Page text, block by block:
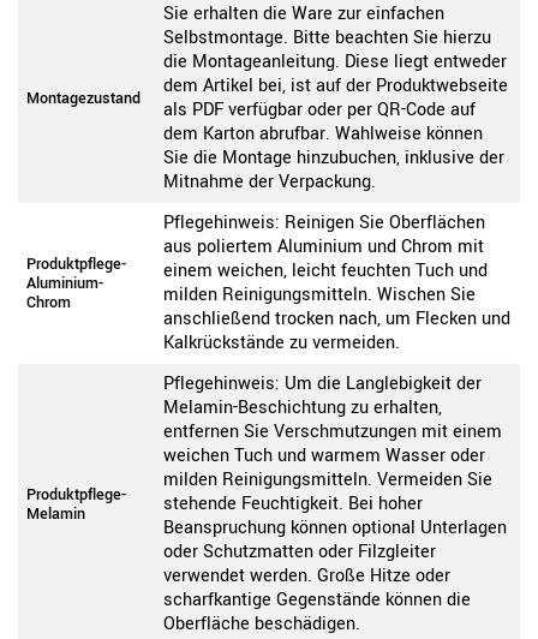
Montagezustand
Sie erhalten die Ware zur einfachen
Selbstmontage. Bitte beachten Sie hierzu
die Montageanleitung. Diese liegt entweder
dem Artikel bei, ist auf der Produktwebseite
als PDF verfügbar oder per QR-Code auf
dem Karton abrufbar. Wahlweise können
Sie die Montage hinzubuchen, inklusive der
Mitnahme der Verpackung.
Produktpflege-
Aluminium-
Chrom
Pflegehinweis: Reinigen Sie Oberflächen
aus poliertem Aluminium und Chrom mit
einem weichen, leicht feuchten Tuch und
milden Reinigungsmitteln. Wischen Sie
anschließend trocken nach, um Flecken und
Kalkrückstände zu vermeiden.
Produktpflege-
Melamin
Pflegehinweis: Um die Langlebigkeit der
Melamin-Beschichtung zu erhalten,
entfernen Sie Verschmutzungen mit einem
weichen Tuch und warmem Wasser oder
milden Reinigungsmitteln. Vermeiden Sie
stehende Feuchtigkeit. Bei hoher
Beanspruchung können optional Unterlagen
oder Schutzmatten oder Filzgleiter
verwendet werden. Große Hitze oder
scharfkantige Gegenstände können die
Oberfläche beschädigen.